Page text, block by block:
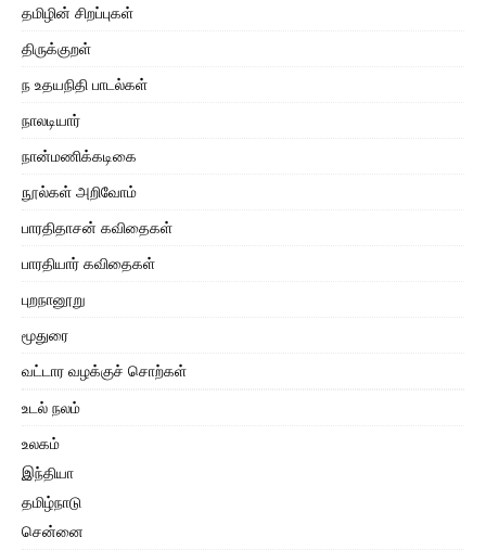
தமிழின் சிறப்புகள்
திருக்குறள்
ந உதயநிதி பாடல்கள்
நாலடியார்
நான்மணிக்கடிகை
நூல்கள் அறிவோம்
பாரதிதாசன் கவிதைகள்
பாரதியார் கவிதைகள்
புறநானூறு
மூதுரை
வட்டார வழக்குச் சொற்கள்
உடல் நலம்
உலகம்
இந்தியா
தமிழ்நாடு
சென்னை